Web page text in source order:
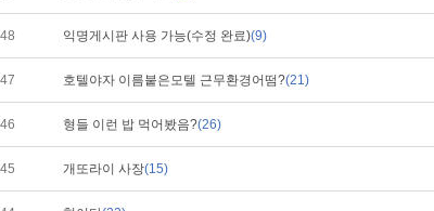
익명게시판 사용 가능(수정 완료)(9)
호텔야자 이름붙은모텔 근무환경어떰?(21)
형들 이런 밥 먹어봤음?(26)
개또라이 사장(15)